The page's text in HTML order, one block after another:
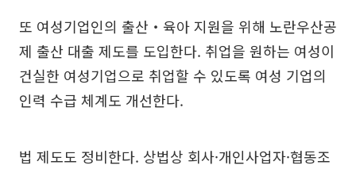
또 여성기업인의 출산‧육아 지원을 위해 노란우산공
제 출산 대출 제도를 도입한다. 취업을 원하는 여성이
건실한 여성기업으로 취업할 수 있도록 여성 기업의
인력 수급 체계도 개선한다.
법 제도도 정비한다. 상법상 회사·개인사업자·협동조